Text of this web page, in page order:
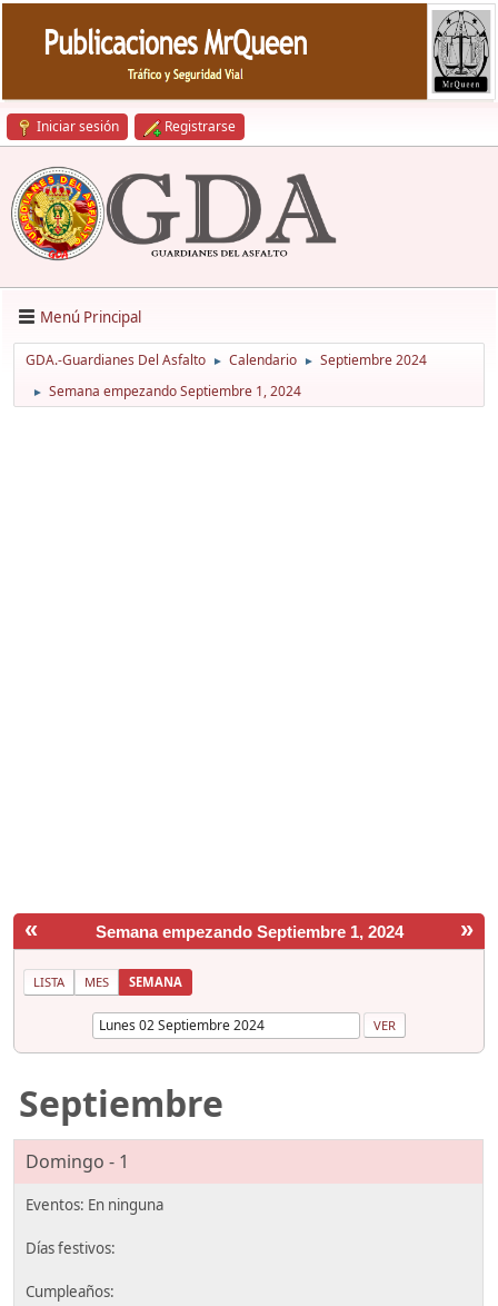
Iniciar sesión Registrarse
Menú Principal
GDA.-Guardianes Del Asfalto ► Calendario ► Septiembre 2024
► Semana empezando Septiembre 1, 2024
« »
Semana empezando Septiembre 1, 2024
LISTA MES SEMANA
Septiembre
Domingo - 1